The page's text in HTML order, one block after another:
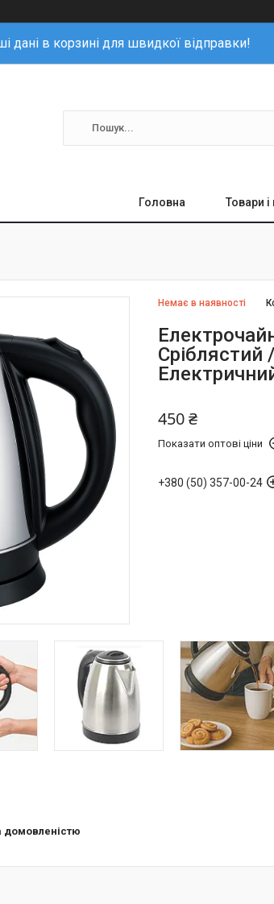
дані в корзині для швидкої відправки!
Головна Товари і
Немає в наявності
Сріблястий
450 ₴
Показати оптові ціни
+380 (50) 357-00-24
домовленістю